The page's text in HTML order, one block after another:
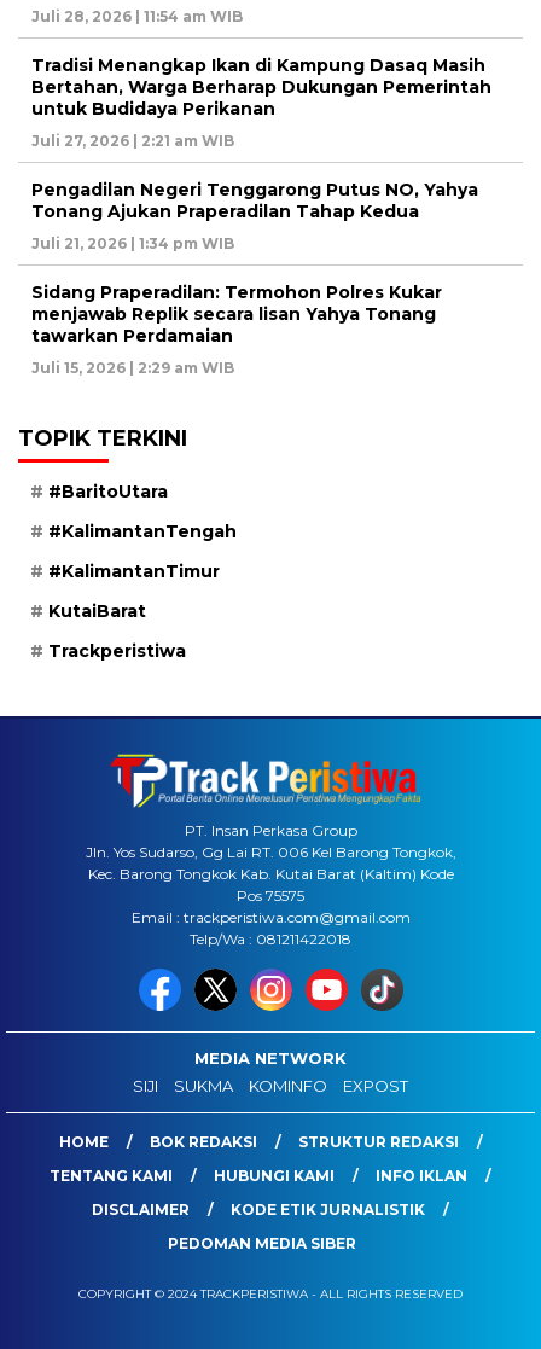
Juli 28, 2026 | 11:54 am WIB
Tradisi Menangkap Ikan di Kampung Dasaq Masih
Bertahan, Warga Berharap Dukungan Pemerintah
untuk Budidaya Perikanan
Juli 27, 2026 | 2:21 am WIB
Pengadilan Negeri Tenggarong Putus NO, Yahya
Tonang Ajukan Praperadilan Tahap Kedua
Juli 21, 2026 | 1:34 pm WIB
Sidang Praperadilan: Termohon Polres Kukar
menjawab Replik secara lisan Yahya Tonang
tawarkan Perdamaian
Juli 15, 2026 | 2:29 am WIB
TOPIK TERKINI
#BaritoUtara
#KalimantanTengah
#KalimantanTimur
KutaiBarat
Trackperistiwa
PT. Insan Perkasa Group
Jln. Yos Sudarso, Gg Lai RT. 006 Kel Barong Tongkok,
Kec. Barong Tongkok Kab. Kutai Barat (Kaltim) Kode
Pos 75575
Email : trackperistiwa.com@gmail.com
Telp/Wa : 081211422018
MEDIA NETWORK
SIJI
SUKMA KOMINFO EXPOST
HOME BOK REDAKSI
STRUKTUR REDAKSI
TENTANG KAMI
HUBUNGI KAMI
INFO IKLAN
DISCLAIMER
KODE ETIK JURNALISTIK
PEDOMAN MEDIA SIBER
COPYRIGHT © 2024 TRACKPERISTIWA - ALL RIGHTS RESERVED